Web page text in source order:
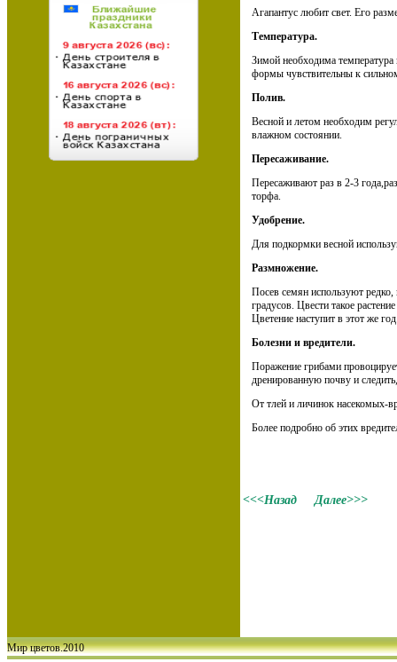
Агапантус любит свет. Его
Температура.
Зимой необходима
формы чувствительны к
Полив.
Весной и летом необходим
влажном состоянии.
Пересаживание.
Пересаживают раз в 2-3
торфа.
Удобрение.
Для подкормки весной
Размножение.
Посев семян используют
градусов. Цвести такое
Цветение наступит в этот же
Болезни и вредители.
Поражение грибами
дренированную почву и
От тлей и личинок насекомых-
Более подробно об этих
<<<Назад Далее>>>
Мир цветов.2010